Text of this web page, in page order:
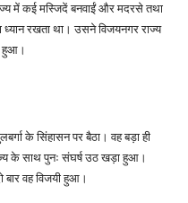
में कई मस्जिदें बनवाईं और मदरसे तथा
रखता था। उसने विजयनगर राज्य
हुआ।
के सिंहासन पर बैठा। वह बड़ा ही
के साथ पुनः संघर्ष उठ खड़ा हुआ।
बार वह विजयी हुआ।